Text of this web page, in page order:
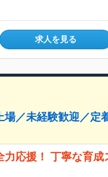
求人を見る
／未経験歓迎／定
力応援！ 丁寧な育